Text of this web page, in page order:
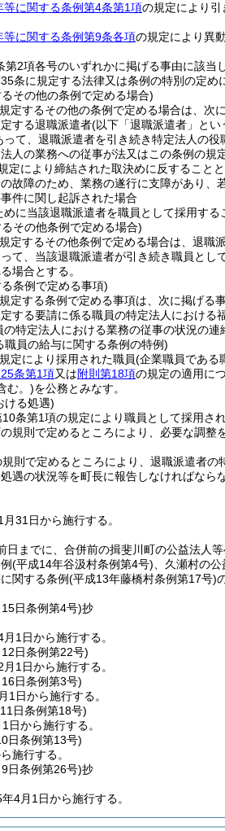
に関する条例第4条第1項の規定により
に関する条例第9条各項の規定により異
第2項各号のいずれかに掲げる事由に該
条に規定する法律又は条例の特別の定
その他の条例で定める場合)
定するその他の条例で定める場合は、次
する退職派遣者(以下「退職派遣者」とい
って、退職派遣者を引き続き特定法人の
人の業務への従事が法又はこの条例の規
定により締結された取決めに反すること
故障のため、業務の遂行に支障があり
件に関し起訴された場合
に当該退職派遣者を職員として採用す
その他条例で定める場合)
定するその他条例で定める場合は、退職
て、当該退職派遣者が引き続き職員と
場合とする。
条例で定める事項)
定する条例で定める事項は、次に掲げる事
する要請に係る職員の特定法人における
の特定法人における業務の従事の状況の連
員の給与に関する条例の特例)
定により採用された職員(企業職員である
条第1項又は附則第18項の規定の適用に
む。)を公務とみなす。
ける処遇)
条第1項の規定により職員として採用さ
規則で定めるところにより、必要な調整
則で定めるところにより、退職派遣者
遇の状況等を町長に報告しなければならな
31日から施行する。
日までに、合併前の揖斐川町の公益法人
(平成14年谷汲村条例第4号) 、久瀬村の
関する条例(平成13年藤橋村条例第17号)
日条例第4号)抄
1日から施行する。
日条例第22号)
1日から施行する。
日条例第3号)
1日から施行する。
日条例第18号)
日から施行する。
日条例第13号)
施行する。
日条例第26号)抄
4月1日から施行する。